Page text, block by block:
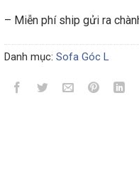
– Miễn phí ship gửi ra
Danh mục: Sofa Góc L